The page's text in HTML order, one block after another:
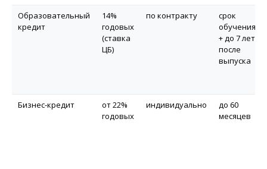
Образовательный
кредит
14%
годовых
(ставка
ЦБ)
по контракту
срок
обучения
+ до 7 лет
после
выпуска
Бизнес-кредит
от 22%
годовых
индивидуально
до 60
месяцев